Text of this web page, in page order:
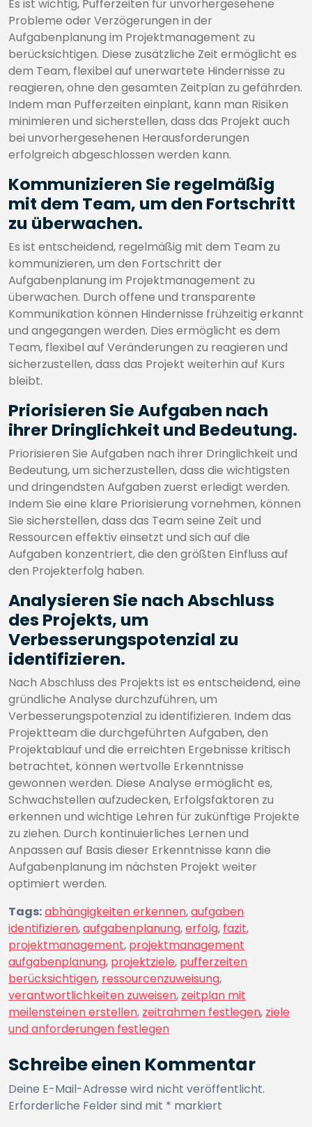
Es ist wichtig, Pufferzeiten für unvorhergesehene
Probleme oder Verzögerungen in der
Aufgabenplanung im Projektmanagement zu
berücksichtigen. Diese zusätzliche Zeit ermöglicht es
dem Team, flexibel auf unerwartete Hindernisse zu
reagieren, ohne den gesamten Zeitplan zu gefährden.
Indem man Pufferzeiten einplant, kann man Risiken
minimieren und sicherstellen, dass das Projekt auch
bei unvorhergesehenen Herausforderungen
erfolgreich abgeschlossen werden kann.
Kommunizieren Sie regelmäßig
mit dem Team, um den Fortschritt
zu überwachen.
Es ist entscheidend, regelmäßig mit dem Team zu
kommunizieren, um den Fortschritt der
Aufgabenplanung im Projektmanagement zu
überwachen. Durch offene und transparente
Kommunikation können Hindernisse frühzeitig erkannt
und angegangen werden. Dies ermöglicht es dem
Team, flexibel auf Veränderungen zu reagieren und
sicherzustellen, dass das Projekt weiterhin auf Kurs
bleibt.
Priorisieren Sie Aufgaben nach
ihrer Dringlichkeit und Bedeutung.
Priorisieren Sie Aufgaben nach ihrer Dringlichkeit und
Bedeutung, um sicherzustellen, dass die wichtigsten
und dringendsten Aufgaben zuerst erledigt werden.
Indem Sie eine klare Priorisierung vornehmen, können
Sie sicherstellen, dass das Team seine Zeit und
Ressourcen effektiv einsetzt und sich auf die
Aufgaben konzentriert, die den größten Einfluss auf
den Projekterfolg haben.
Analysieren Sie nach Abschluss
des Projekts, um
Verbesserungspotenzial zu
identifizieren.
Nach Abschluss des Projekts ist es entscheidend, eine
gründliche Analyse durchzuführen, um
Verbesserungspotenzial zu identifizieren. Indem das
Projektteam die durchgeführten Aufgaben, den
Projektablauf und die erreichten Ergebnisse kritisch
betrachtet, können wertvolle Erkenntnisse
gewonnen werden. Diese Analyse ermöglicht es,
Schwachstellen aufzudecken, Erfolgsfaktoren zu
erkennen und wichtige Lehren für zukünftige Projekte
zu ziehen. Durch kontinuierliches Lernen und
Anpassen auf Basis dieser Erkenntnisse kann die
Aufgabenplanung im nächsten Projekt weiter
optimiert werden.
Tags:abhängigkeiten erkennen,aufgaben
identifizieren,aufgabenplanung,erfolg, fazit,
projektmanagement, projektmanagement
aufgabenplanung, projektziele, pufferzeiten
berücksichtigen, ressourcenzuweisung,
verantwortlichkeiten zuweisen, zeitplan mit
meilensteinen erstellen, zeitrahmen festlegen, ziele
und anforderungen festlegen
Schreibe einen Kommentar
Deine E-Mail-Adresse wird nicht veröffentlicht.
Erforderliche Felder sind mit * markiert